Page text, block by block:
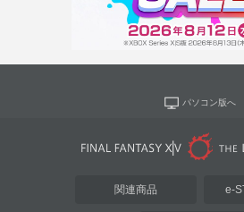
パソコン版へ
関連商品 e-